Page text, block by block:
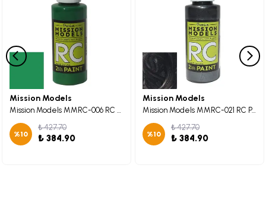
Mission Models
Mission Models MMRC-006 RC Green Maket Boyası 60ml.
%10
₺ 427.70
₺ 384.90
Mission Models
Mission Models MMRC-021 RC Pearl Charcoal Maket Boyası 60ml.
%10
₺ 427.70
₺ 384.90